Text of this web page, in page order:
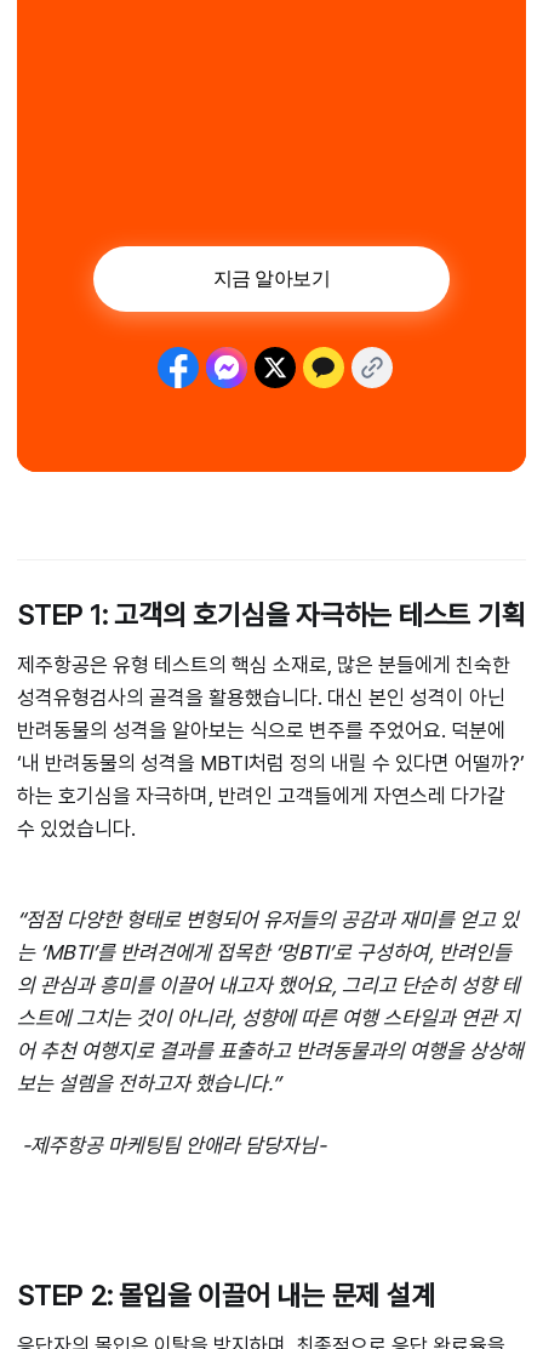
STEP 1: 고객의 호기심을 자극하는 테스트 기획
제주항공은 유형 테스트의 핵심 소재로, 많은 분들에게 친숙한
성격유형검사의 골격을 활용했습니다. 대신 본인 성격이 아닌
반려동물의 성격을 알아보는 식으로 변주를 주었어요. 덕분에
‘내 반려동물의 성격을 MBTI처럼 정의 내릴 수 있다면 어떨까?’
하는 호기심을 자극하며, 반려인 고객들에게 자연스레 다가갈
수 있었습니다.
“점점 다양한 형태로 변형되어 유저들의 공감과 재미를 얻고 있
는 ‘MBTI’를 반려견에게 접목한 ‘멍BTI’로 구성하여, 반려인들
의 관심과 흥미를 이끌어 내고자 했어요, 그리고 단순히 성향 테
스트에 그치는 것이 아니라, 성향에 따른 여행 스타일과 연관 지
어 추천 여행지로 결과를 표출하고 반려동물과의 여행을 상상해
보는 설렘을 전하고자 했습니다.”
-제주항공 마케팅팀 안애라 담당자님-
STEP 2: 몰입을 이끌어 내는 문제 설계